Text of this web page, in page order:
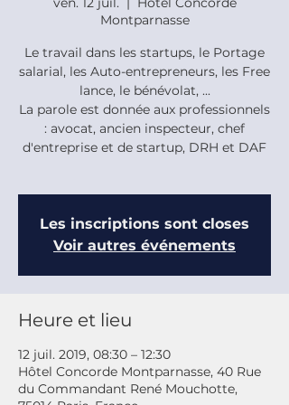
Montparnasse
Le travail dans les startups, le Portage
salarial, les Auto-entrepreneurs, les Free
lance, le bénévolat, ...
La parole est donnée aux professionnels
: avocat, ancien inspecteur, chef
d'entreprise et de startup, DRH et DAF
Les inscriptions sont closes
Voir autres événements
Heure et lieu
12 juil. 2019, 08:30 – 12:30
Hôtel Concorde Montparnasse, 40 Rue
du Commandant René Mouchotte,